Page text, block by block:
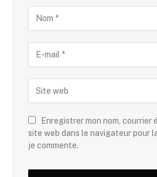
Enregistrer mon nom, courrier
site web dans le navigateur pour
je commente.